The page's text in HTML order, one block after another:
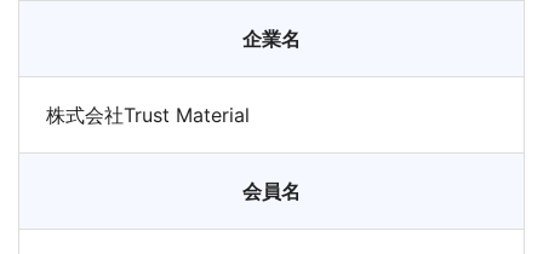
企業名
株式会社Trust Material
会員名